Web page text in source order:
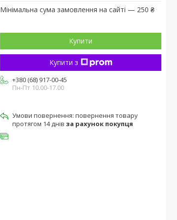
Мінімальна сума замовлення на сайті — 250 ₴
Купити
Купити з
+380 (68) 917-00-45
Пн-Пт 10.00-17.00
повернення товару
протягом 14 днів за рахунок покупця